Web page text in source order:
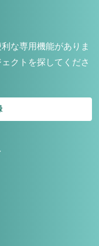
な専用機能がありま
クトを探してくださ